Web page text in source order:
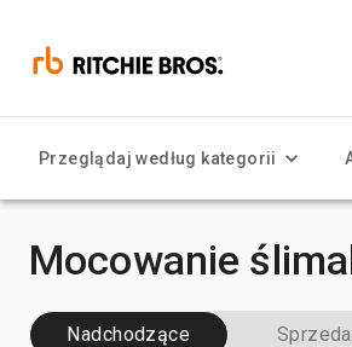
Przeglądaj według kategorii
Mocowanie
Nadchodzące